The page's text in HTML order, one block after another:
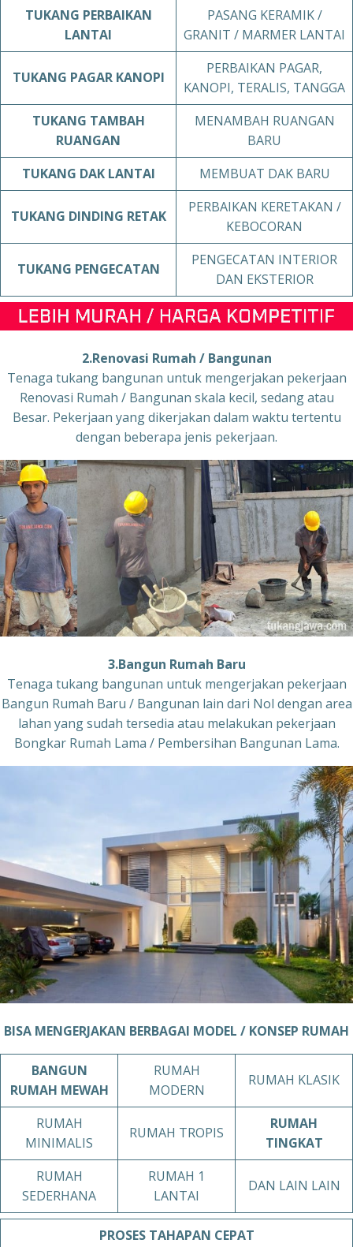
TUKANG PERBAIKAN
LANTAI
PASANG KERAMIK /
GRANIT / MARMER LANTAI
TUKANG PAGAR KANOPI
PERBAIKAN PAGAR,
KANOPI, TERALIS, TANGGA
TUKANG TAMBAH
RUANGAN
MENAMBAH RUANGAN
BARU
TUKANG DAK LANTAI
MEMBUAT DAK BARU
TUKANG DINDING RETAK
PERBAIKAN KERETAKAN /
KEBOCORAN
TUKANG PENGECATAN
PENGECATAN INTERIOR
DAN EKSTERIOR
2.Renovasi Rumah / Bangunan
Tenaga tukang bangunan untuk mengerjakan pekerjaan
Renovasi Rumah / Bangunan skala kecil, sedang atau
Besar. Pekerjaan yang dikerjakan dalam waktu tertentu
dengan beberapa jenis pekerjaan.
3.Bangun Rumah Baru
Tenaga tukang bangunan untuk mengerjakan pekerjaan
Bangun Rumah Baru / Bangunan lain dari Nol dengan area
lahan yang sudah tersedia atau melakukan pekerjaan
Bongkar Rumah Lama / Pembersihan Bangunan Lama.
BISA MENGERJAKAN BERBAGAI MODEL / KONSEP RUMAH
BANGUN
RUMAH MEWAH
RUMAH
MODERN
RUMAH KLASIK
RUMAH
MINIMALIS
RUMAH TROPIS
RUMAH
TINGKAT
RUMAH
SEDERHANA
RUMAH 1
LANTAI
DAN LAIN LAIN
PROSES TAHAPAN CEPAT